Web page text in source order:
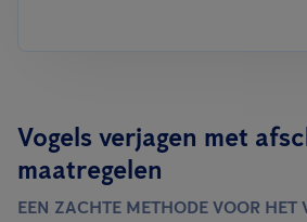
Vogels verjagen met
maatregelen
EEN ZACHTE METHODE VOOR HET